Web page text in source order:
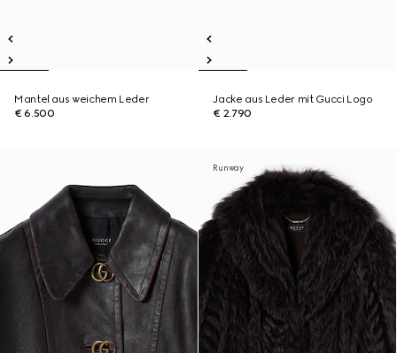
Mantel aus weichem Leder
€ 6.500
Jacke aus Leder mit Gucci Logo
€ 2.790
Runway